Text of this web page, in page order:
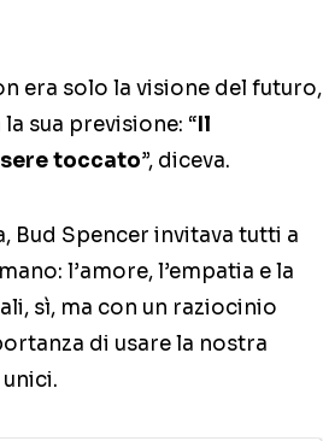
era solo la visione del futuro,
sua previsione: “Il
toccato”, diceva.
Bud Spencer invitava tutti a
l’amore, l’empatia e la
sì, ma con un raziocinio
di usare la nostra